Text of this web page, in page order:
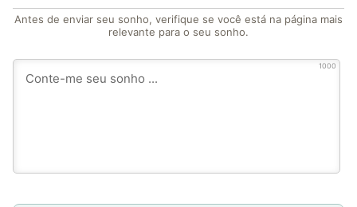
Antes de enviar seu sonho, verifique se você está na página mais
relevante para o seu sonho.
1000